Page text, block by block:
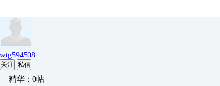
wtg594508
关注 私信
精华：0帖